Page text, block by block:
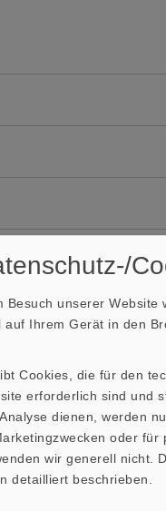
Gehäuse)
Besuch unserer Website
auf Ihrem Gerät in den
Cookies, die für den
erforderlich sind und
dienen, werden
oder für
wir generell nicht.
detailliert beschrieben.